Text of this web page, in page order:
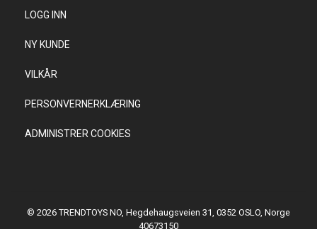
LOGG INN
NY KUNDE
VILKÅR
PERSONVERNERKLÆRING
ADMINISTRER COOKIES
© 2026 TRENDTOYS NO, Hegdehaugsveien 31, 0352 OSLO, Norge
40673150